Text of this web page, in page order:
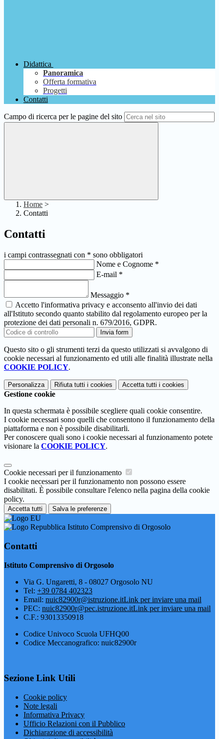
Didattica
Panoramica
Offerta formativa
Progetti
Contatti
Campo di ricerca per le pagine del sito
Home >
Contatti
Contatti
i campi contrassegnati con * sono obbligatori
Nome e Cognome *
E-mail *
Messaggio *
Accetto l'informativa privacy e acconsento all'invio dei dati
all'Istituto secondo quanto stabilito dal regolamento europeo per la
protezione dei dati personali n. 679/2016, GDPR.
Invia form
Questo sito o gli strumenti terzi da questo utilizzati si avvalgono di
cookie necessari al funzionamento ed utili alle finalità illustrate nella
COOKIE POLICY.
Personalizza Rifiuta tutti i cookies Accetta tutti i cookies
Gestione cookie
In questa schermata è possibile scegliere quali cookie consentire.
I cookie necessari sono quelli che consentono il funzionamento della
piattaforma e non è possibile disabilitarli.
Per conoscere quali sono i cookie necessari al funzionamento potete
visionare la COOKIE POLICY.
Cookie necessari per il funzionamento
I cookie necessari per il funzionamento non possono essere
disabilitati. È possibile consultare l'elenco nella pagina della cookie
policy.
Accetta tutti Salva le preferenze
Istituto Comprensivo di Orgosolo
Contatti
Istituto Comprensivo di Orgosolo
Via G. Ungaretti, 8 - 08027 Orgosolo NU
Tel: +39 0784 402323
Email: nuic82900r@istruzione.itLink per inviare una mail
PEC: nuic82900r@pec.istruzione.itLink per inviare una mail
C.F.: 93013350918
Codice Univoco Scuola UFHQ00
Codice Meccanografico: nuic82900r
Sezione Link Utili
Cookie policy
Note legali
Informativa Privacy
Ufficio Relazioni con il Pubblico
Dichiarazione di accessibilità